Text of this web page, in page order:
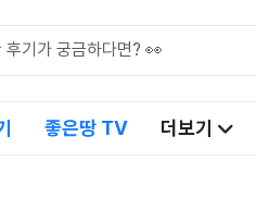
좋은땅 TV 더보기